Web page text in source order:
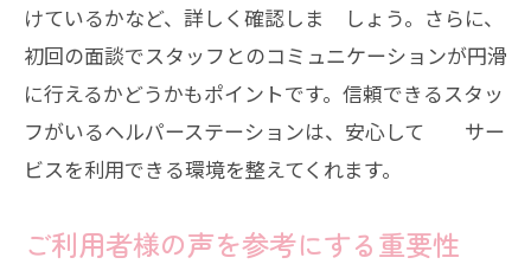
各ヘルパーステーションの比較ポイント
ご利用者様の安全を確保するための視点
ご家族様の意見を取り入れた選び方
長期的な視点でのステーション選び
和歌山県で自宅介護を支えるヘルパーステー
ションの賢い選択法
けているかなど、詳しく確認しま しょう。さらに、
初回の面談でスタッフとのコミュニケーションが円滑
に行えるかどうかもポイントです。信頼できるスタッ
フがいるヘルパーステーションは、安心して サー
ビスを利用できる環境を整えてくれます。
ご利用者様の声を参考にする重要性